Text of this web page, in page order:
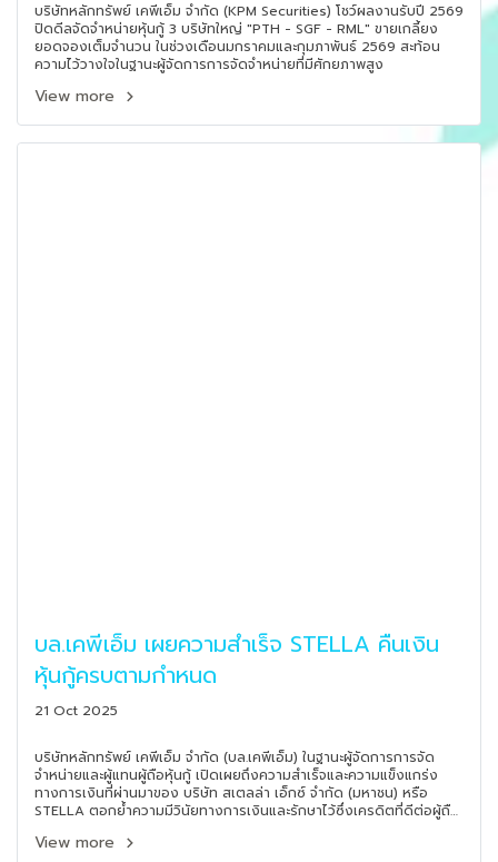
บริษัทหลักทรัพย์ เคพีเอ็ม จำกัด (KPM Securities) โชว์ผลงานรับปี 2569
ปิดดีลจัดจำหน่ายหุ้นกู้ 3 บริษัทใหญ่ "PTH - SGF - RML" ขายเกลี้ยง
ยอดจองเต็มจำนวน ในช่วงเดือนมกราคมและกุมภาพันธ์ 2569 สะท้อน
ความไว้วางใจในฐานะผู้จัดการการจัดจำหน่ายที่มีศักยภาพสูง
View more
บล.เคพีเอ็ม เผยความสำเร็จ STELLA คืนเงิน
หุ้นกู้ครบตามกำหนด
21 Oct 2025
บริษัทหลักทรัพย์ เคพีเอ็ม จำกัด (บล.เคพีเอ็ม) ในฐานะผู้จัดการการจัด
จำหน่ายและผู้แทนผู้ถือหุ้นกู้ เปิดเผยถึงความสำเร็จและความแข็งแกร่ง
ทางการเงินที่ผ่านมาของ บริษัท สเตลล่า เอ็กซ์ จำกัด (มหาชน) หรือ
STELLA ตอกย้ำความมีวินัยทางการเงินและรักษาไว้ซึ่งเครดิตที่ดีต่อผู้ถือ
หุ้นกู้จำนวน 2 รุ่นที่ครบกำหนดเมื่อวันที่ 16 ตุลาคม 2568 มูลค่า 306.60
View more